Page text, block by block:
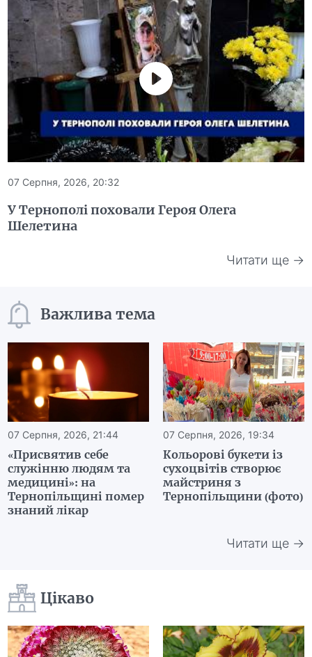
07 Серпня, 2026, 20:32
У Тернополі поховали Героя Олега
Шелетина
Читати ще →
Важлива тема
07 Серпня, 2026, 21:44
«Присвятив себе
служінню людям та
медицині»: на
Тернопільщині помер
знаний лікар
07 Серпня, 2026, 19:34
Кольорові букети із
сухоцвітів створює
майстриня з
Тернопільщини (фото)
Читати ще →
Цікаво